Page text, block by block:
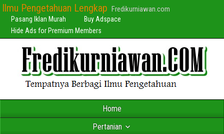
Ilmu Pengetahuan Lengkap Fredikurniawan.com
Pasang Iklan Murah
Buy Adspace
Hide Ads for Premium Members
Home
Pertanian